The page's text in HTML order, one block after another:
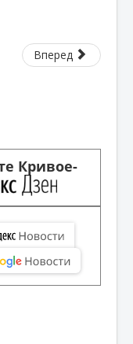
Вперед
Кривое-